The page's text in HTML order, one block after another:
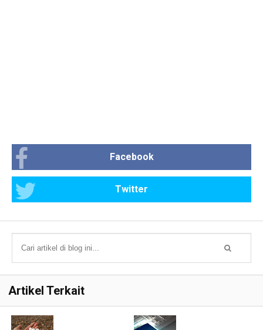
Facebook
Twitter
Artikel Terkait